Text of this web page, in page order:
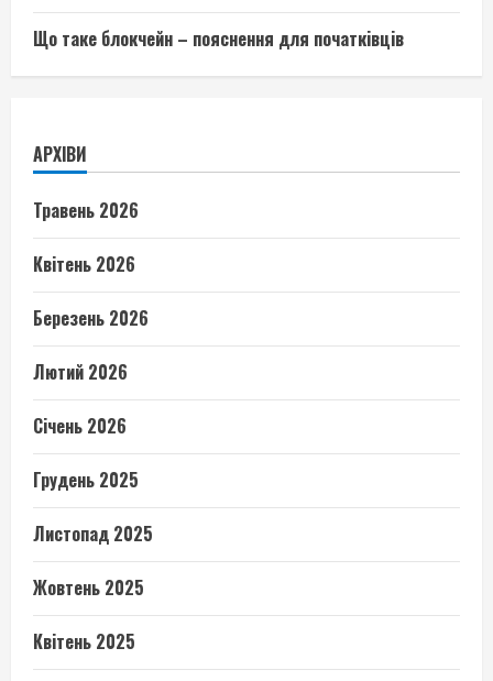
Що таке блокчейн – пояснення для початківців
АРХІВИ
Травень 2026
Квітень 2026
Березень 2026
Лютий 2026
Січень 2026
Грудень 2025
Листопад 2025
Жовтень 2025
Квітень 2025